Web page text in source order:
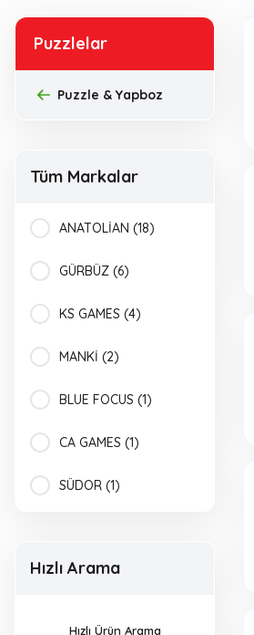
Puzzlelar
Puzzle & Yapboz
Tüm Markalar
ANATOLİAN (18)
GÜRBÜZ (6)
KS GAMES (4)
MANKİ (2)
BLUE FOCUS (1)
CA GAMES (1)
SÜDOR (1)
Hızlı Arama
Hızlı Ürün Arama